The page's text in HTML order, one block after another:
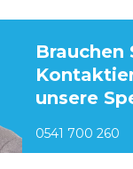
Brauchen
unsere
0541 700 260